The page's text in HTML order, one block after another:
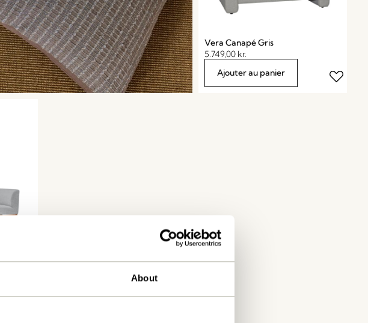
About
Vera Canapé Gris
5.749,00 kr.
Ajouter au panier